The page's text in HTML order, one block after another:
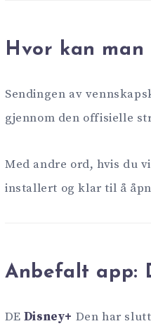
Hvor kan
Sendingen av
gjennom den offisielle
Med andre ord, hvis du
installert og klar til å
Anbefalt app:
DE Disney+ Den har